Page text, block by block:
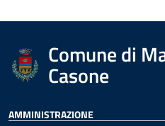
Comune di
Casone
AMMINISTRAZIONE